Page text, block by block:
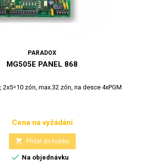
PARADOX
MG505E PANEL 868
2x5=10 zón, max.32 zón, na desce 4xPGM
Cena
Cena na vyžádání
 Přidat do košíku
 Na objednávku